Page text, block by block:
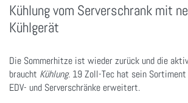
Kühlung vom Serverschrank mit
Kühlgerät
Die Sommerhitze ist wieder zurück und die
braucht Kühlung. 19 Zoll-Tec hat sein
EDV- und Serverschränke erweitert.